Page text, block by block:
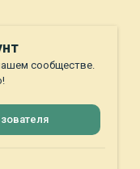
сообществе.